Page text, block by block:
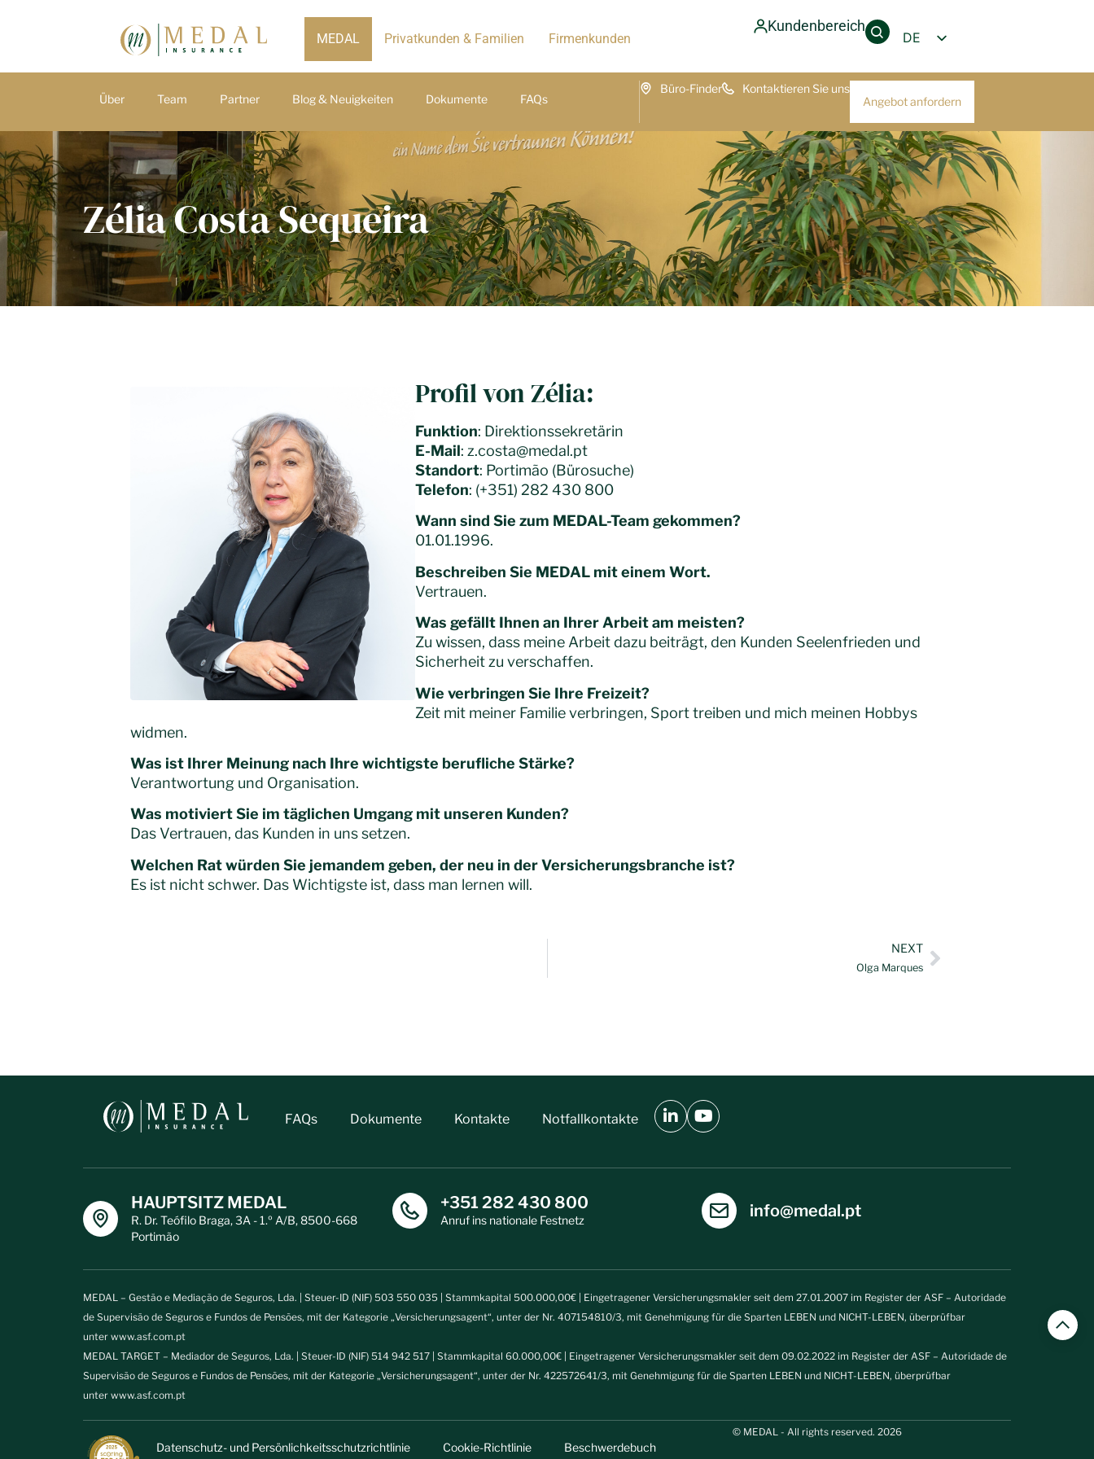
MEDAL Privatkunden & Familien Firmenkunden
Kundenbereich
DE
Über Team Partner Blog & Neuigkeiten Dokumente FAQs
Büro-Finder
Kontaktieren Sie uns
Angebot anfordern
Zélia Costa Sequeira
Profil von Zélia:
Funktion: Direktionssekretärin
E-Mail: z.costa@medal.pt
Standort: Portimão (Bürosuche)
Telefon: (+351) 282 430 800
Wann sind Sie zum MEDAL-Team gekommen?
01.01.1996.
Beschreiben Sie MEDAL mit einem Wort.
Vertrauen.
Was gefällt Ihnen an Ihrer Arbeit am meisten?
Zu wissen, dass meine Arbeit dazu beiträgt, den Kunden Seelenfrieden und
Sicherheit zu verschaffen.
Wie verbringen Sie Ihre Freizeit?
Zeit mit meiner Familie verbringen, Sport treiben und mich meinen Hobbys
widmen.
Was ist Ihrer Meinung nach Ihre wichtigste berufliche Stärke?
Verantwortung und Organisation.
Was motiviert Sie im täglichen Umgang mit unseren Kunden?
Das Vertrauen, das Kunden in uns setzen.
Welchen Rat würden Sie jemandem geben, der neu in der Versicherungsbranche ist?
Es ist nicht schwer. Das Wichtigste ist, dass man lernen will.
NEXT
Olga Marques
FAQs Dokumente Kontakte Notfallkontakte
HAUPTSITZ MEDAL
R. Dr. Teófilo Braga, 3A - 1.º A/B, 8500-668
Portimão
+351 282 430 800
Anruf ins nationale Festnetz info@medal.pt
MEDAL – Gestão e Mediação de Seguros, Lda. | Steuer-ID (NIF) 503 550 035 | Stammkapital 500.000,00€ | Eingetragener Versicherungsmakler seit dem 27.01.2007 im Register der ASF – Autoridade
de Supervisão de Seguros e Fundos de Pensões, mit der Kategorie „Versicherungsagent“, unter der Nr. 407154810/3, mit Genehmigung für die Sparten LEBEN und NICHT-LEBEN, überprüfbar
unter www.asf.com.pt
MEDAL TARGET – Mediador de Seguros, Lda. | Steuer-ID (NIF) 514 942 517 | Stammkapital 60.000,00€ | Eingetragener Versicherungsmakler seit dem 09.02.2022 im Register der ASF – Autoridade de
Supervisão de Seguros e Fundos de Pensões, mit der Kategorie „Versicherungsagent“, unter der Nr. 422572641/3, mit Genehmigung für die Sparten LEBEN und NICHT-LEBEN, überprüfbar
unter www.asf.com.pt
Datenschutz- und Persönlichkeitsschutzrichtlinie Cookie-Richtlinie Beschwerdebuch
© MEDAL - All rights reserved. 2026